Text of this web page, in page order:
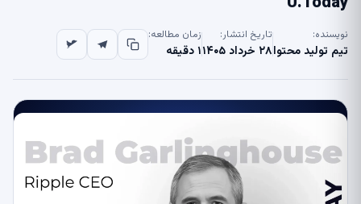
نویسنده:
تیم تولید محتوا
تاریخ انتشار:
۲۸ خرداد ۱۴۰۵
زمان مطالعه:
۱ دقیقه